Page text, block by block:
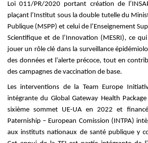
Loi 011/PR/2020 portant création de
plaçant l’Institut sous la double tutelle du
Publique (MSPP) et celui de l’Enseignement
Scientifique et de l’Innovation (MESRI), ce
jouer un rôle clé dans la surveillance
des données et l’alerte précoce, tout en
des campagnes de vaccination de base.
Les interventions de la Team Europe
intégrante du Global Gateway Health Pack
sixième sommet UE-UA en 2022 et
Paterniship – European Comission (INTPA)
aux instituts nationaux de santé publique y